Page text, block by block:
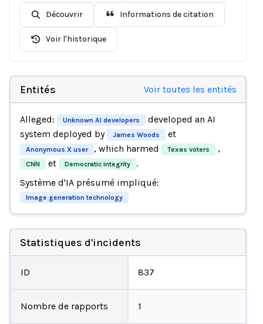
Découvrir Informations de citation
Voir l'historique
Entités Voir toutes les entités
Alleged: Unknown AI developers
developed an AI
system deployed by
James Woods et
Anonymous X user , which harmed Texas voters ,
CNN et Democratic integrity
.
Système d'IA présumé impliqué:
Image generation technology
Statistiques d'incidents
ID 837
Nombre de rapports 1